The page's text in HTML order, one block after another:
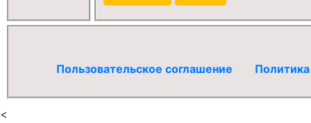
Пользовательское соглашение
<